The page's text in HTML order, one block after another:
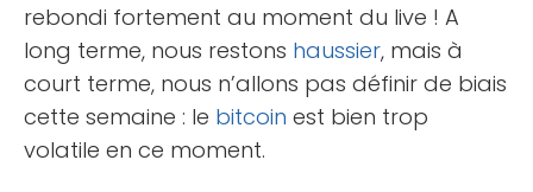
rebondi fortement au moment du live ! A
long terme, nous restons haussier, mais à
court terme, nous n’allons pas définir de biais
cette semaine : le bitcoin est bien trop
volatile en ce moment.